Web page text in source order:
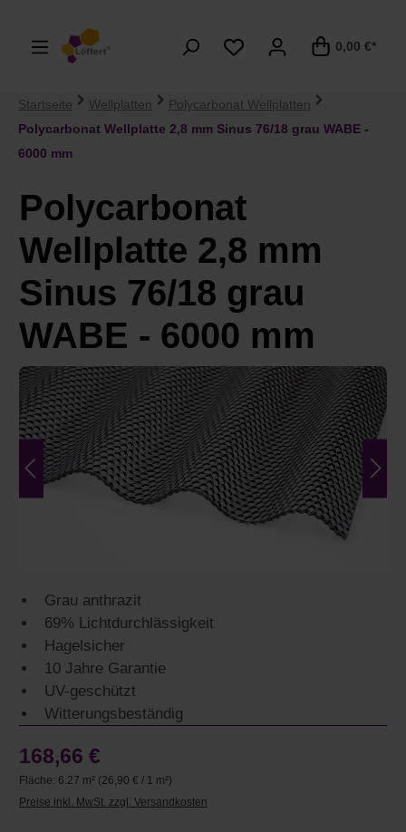
0,00 €*
Startseite Wellplatten
Polycarbonat Wellplatten
Polycarbonat Wellplatte 2,8 mm Sinus 76/18 grau WABE -
6000 mm
Polycarbonat
Wellplatte 2,8 mm
Sinus 76/18 grau
WABE - 6000 mm
Bildergalerie überspringen
Grau anthrazit
69% Lichtdurchlässigkeit
Hagelsicher
10 Jahre Garantie
UV-geschützt
Witterungsbeständig
168,66 €
Fläche: 6.27 m² (26,90 € / 1 m²)
Preise inkl. MwSt. zzgl. Versandkosten